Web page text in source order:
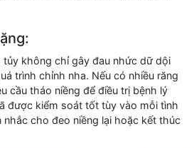
tủy không chỉ gây đau nhức dữ dội
trình chỉnh nha. Nếu có nhiều răng
cầu tháo niềng để điều trị bệnh lý
được kiểm soát tốt tùy vào mỗi tình
nhắc cho đeo niềng lại hoặc kết thúc